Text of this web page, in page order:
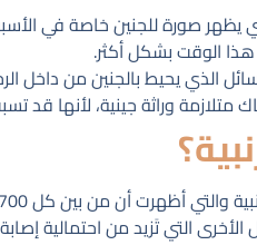
صورة للجنين خاصة في
هذا الوقت بشكل أكثر.
الذي يحيط بالجنين من داخل
وراثة جينية، لأنها قد
التي تَزيد من احتمالية